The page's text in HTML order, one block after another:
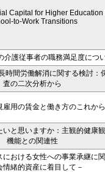
Capital for Higher Education
to-Work Transitions
介護従事者の職務満足度につ
時間労働解消に関する検討：
査の二次分析から
雇用の賃金と働き方のこれから
と思いますか：主観的健康
機能との関連性
おける女性への事業承継に
情緒的資産に着目して－